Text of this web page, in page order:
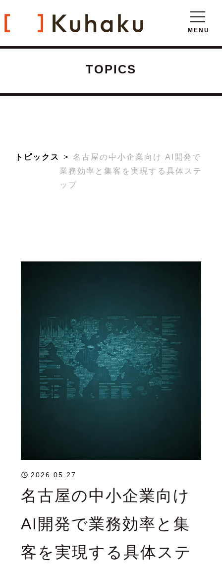
TOPICS
トピックス
名古屋の中小企業向け AI開発で
業務効率と集客を実現する具体ステ
ップ
2026.05.27
名古屋の中小企業向け
AI開発で業務効率と集
客を実現する具体ステ